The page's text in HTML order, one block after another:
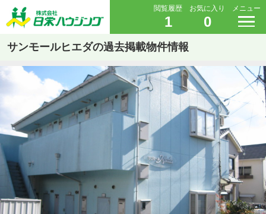
閲覧履歴
1
お気に入り
0
メニュー
サンモールヒエダの過去掲載物件情報